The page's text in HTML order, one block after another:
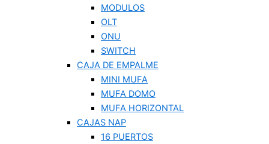
MODULOS
OLT
ONU
SWITCH
CAJA DE EMPALME
MINI MUFA
MUFA DOMO
MUFA HORIZONTAL
CAJAS NAP
16 PUERTOS